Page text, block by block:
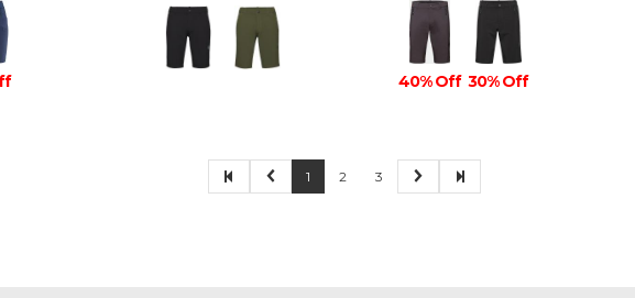
40% Off 30% Off
1 2 3